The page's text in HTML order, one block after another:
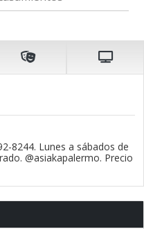
8244. Lunes a sábados de
@asiakapalermo. Precio